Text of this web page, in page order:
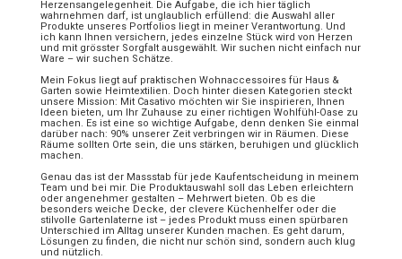
Herzensangelegenheit. Die Aufgabe, die ich hier täglich
wahrnehmen darf, ist unglaublich erfüllend: die Auswahl aller
Produkte unseres Portfolios liegt in meiner Verantwortung. Und
ich kann Ihnen versichern, jedes einzelne Stück wird von Herzen
und mit grösster Sorgfalt ausgewählt. Wir suchen nicht einfach nur
Ware – wir suchen Schätze.
Mein Fokus liegt auf praktischen Wohnaccessoires für Haus &
Garten sowie Heimtextilien. Doch hinter diesen Kategorien steckt
unsere Mission: Mit Casativo möchten wir Sie inspirieren, Ihnen
Ideen bieten, um Ihr Zuhause zu einer richtigen Wohlfühl-Oase zu
machen. Es ist eine so wichtige Aufgabe, denn denken Sie einmal
darüber nach: 90% unserer Zeit verbringen wir in Räumen. Diese
Räume sollten Orte sein, die uns stärken, beruhigen und glücklich
machen.
Genau das ist der Massstab für jede Kaufentscheidung in meinem
Team und bei mir. Die Produktauswahl soll das Leben erleichtern
oder angenehmer gestalten – Mehrwert bieten. Ob es die
besonders weiche Decke, der clevere Küchenhelfer oder die
stilvolle Gartenlaterne ist – jedes Produkt muss einen spürbaren
Unterschied im Alltag unserer Kunden machen. Es geht darum,
Lösungen zu finden, die nicht nur schön sind, sondern auch klug
und nützlich.